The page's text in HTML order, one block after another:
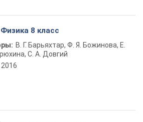
8 класс
В. Г. Барьяхтар, Ф. Я. Божинова, Е.
С. А. Довгий
2016